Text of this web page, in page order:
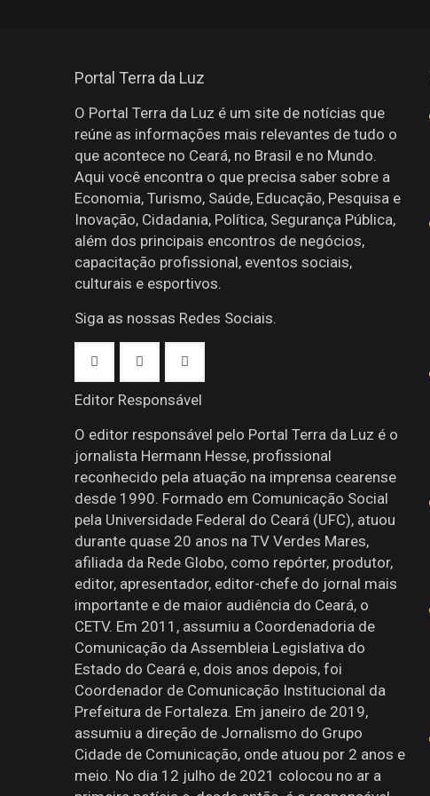
Portal Terra da Luz
O Portal Terra da Luz é um site de notícias que
reúne as informações mais relevantes de tudo o
que acontece no Ceará, no Brasil e no Mundo.
Aqui você encontra o que precisa saber sobre a
Economia, Turismo, Saúde, Educação, Pesquisa e
Inovação, Cidadania, Política, Segurança Pública,
além dos principais encontros de negócios,
capacitação profissional, eventos sociais,
culturais e esportivos.
Siga as nossas Redes Sociais.
Editor Responsável
O editor responsável pelo Portal Terra da Luz é o
jornalista Hermann Hesse, profissional
reconhecido pela atuação na imprensa cearense
desde 1990. Formado em Comunicação Social
pela Universidade Federal do Ceará (UFC), atuou
durante quase 20 anos na TV Verdes Mares,
afiliada da Rede Globo, como repórter, produtor,
editor, apresentador, editor-chefe do jornal mais
importante e de maior audiência do Ceará, o
CETV. Em 2011, assumiu a Coordenadoria de
Comunicação da Assembleia Legislativa do
Estado do Ceará e, dois anos depois, foi
Coordenador de Comunicação Institucional da
Prefeitura de Fortaleza. Em janeiro de 2019,
assumiu a direção de Jornalismo do Grupo
Cidade de Comunicação, onde atuou por 2 anos e
meio. No dia 12 julho de 2021 colocou no ar a